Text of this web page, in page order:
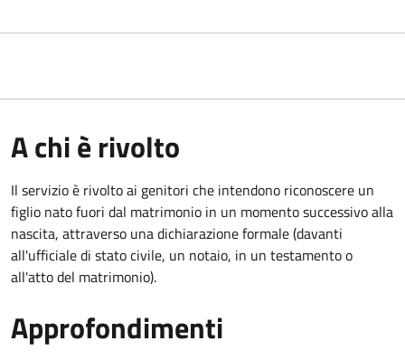
A chi è rivolto
Il servizio è rivolto ai genitori che intendono riconoscere un
figlio nato fuori dal matrimonio in un momento successivo alla
nascita, attraverso una dichiarazione formale (davanti
all'ufficiale di stato civile, un notaio, in un testamento o
all'atto del matrimonio).
Approfondimenti